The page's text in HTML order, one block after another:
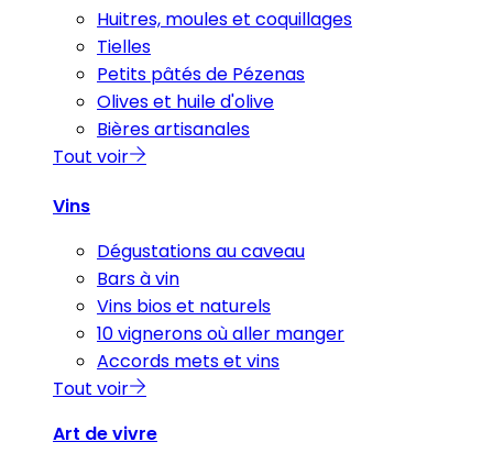
Huitres, moules et coquillages
Tielles
Petits pâtés de Pézenas
Olives et huile d'olive
Bières artisanales
Tout voir
Vins
Dégustations au caveau
Bars à vin
Vins bios et naturels
10 vignerons où aller manger
Accords mets et vins
Tout voir
Art de vivre